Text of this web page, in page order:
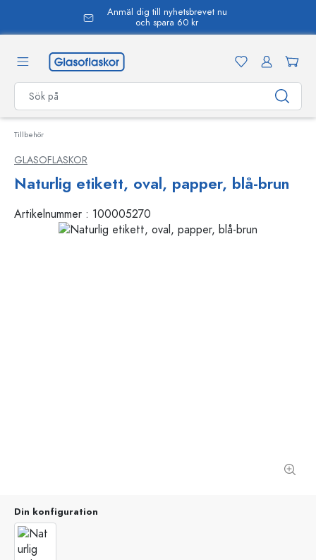
Anmäl dig till nyhetsbrevet nu
och spara 60 kr
Tillbehör
GLASOFLASKOR
Naturlig etikett, oval, papper, blå-brun
Artikelnummer : 100005270
Din konfiguration